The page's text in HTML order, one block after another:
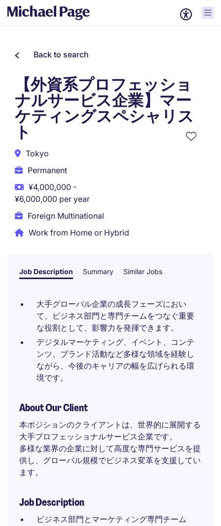
Back to search
【外資系プロフェッショ
ナルサービス企業】マー
ケティングスペシャリス
ト
Tokyo
Permanent
¥4,000,000 -
¥6,000,000 per year
Foreign Multinational
Work from Home or Hybrid
Job Description Summary Similar Jobs
大手グローバル企業の成長フェーズにおい
て、ビジネス部門と専門チームをつなぐ重要
な役割として、影響力を発揮できます。
デジタルマーケティング、イベント、コンテ
ンツ、ブランド活動など多様な領域を経験し
ながら、今後のキャリアの幅を広げられる環
境です。
About Our Client
本ポジションのクライアントは、世界的に展開する
大手プロフェッショナルサービス企業です。
多様な業界の企業に対して高度な専門サービスを提
供し、グローバル規模でビジネス変革を支援してい
ます。
Job Description
ビジネス部門とマーケティング専門チーム